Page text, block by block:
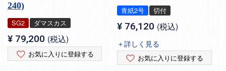
240)
SG2 ダマスカス
¥ 79,200 税込
お気に入りに登録する
青紙2号 切付
¥ 76,120 税込
＋詳しく見る
お気に入りに登録する